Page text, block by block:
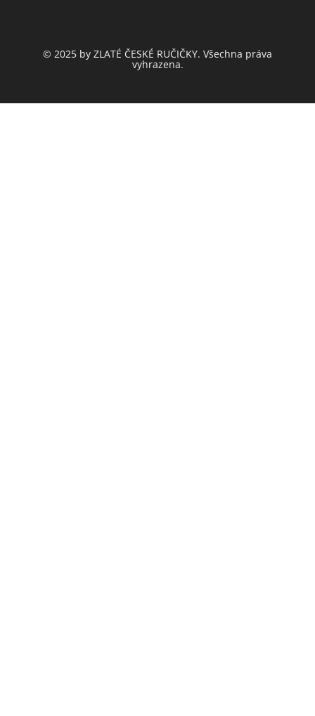
© 2025 by ZLATÉ ČESKÉ RUČIČKY. Všechna práva
vyhrazena.